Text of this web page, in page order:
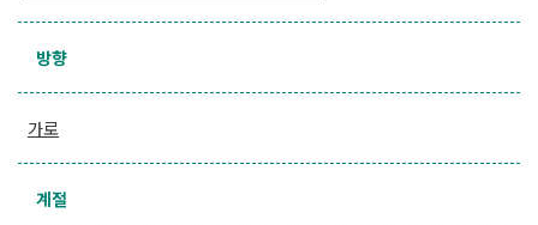
방향
가로
계절